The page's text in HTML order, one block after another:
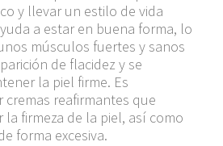
y llevar un estilo de vida
a estar en buena forma, lo
músculos fuertes y sanos
de flacidez y se
la piel firme. Es
cremas reafirmantes que
firmeza de la piel, así como
forma excesiva.